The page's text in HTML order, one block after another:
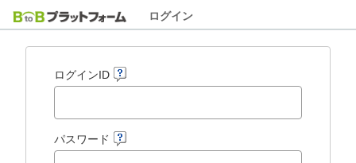
ログイン
ログインID
パスワード